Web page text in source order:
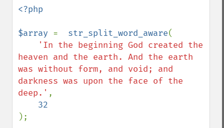
<?php
$array = str_split_word_aware(
'In the beginning God created the
heaven and the earth. And the earth
was without form, and void; and
darkness was upon the face of the
deep.' ,
);